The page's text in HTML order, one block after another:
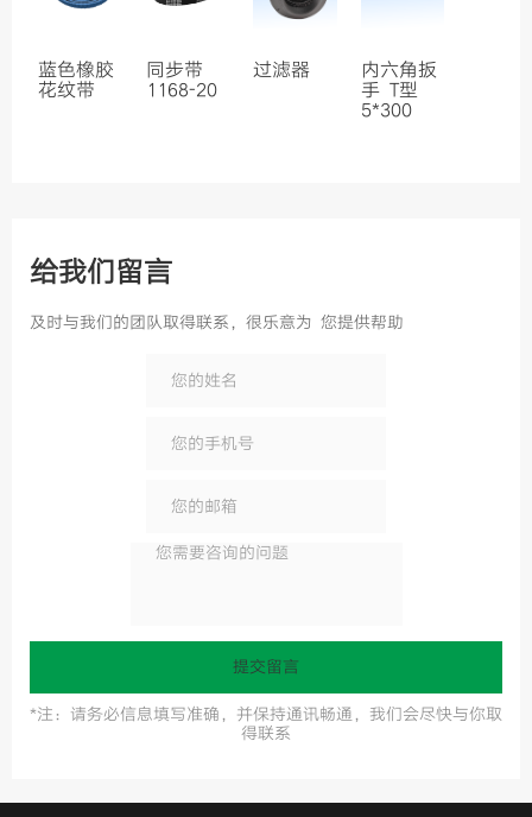
蓝色橡胶
花纹带
同步带
1168-20
过滤器
内六角扳
手 T型
5*300
给我们留言
及时与我们的团队取得联系，很乐意为 您提供帮助
提交留言
*注：请务必信息填写准确，并保持通讯畅通，我们会尽快与你取
得联系